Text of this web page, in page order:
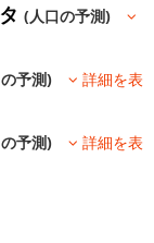
(人口の予測)
予測)
詳細を表
予測)
詳細を表